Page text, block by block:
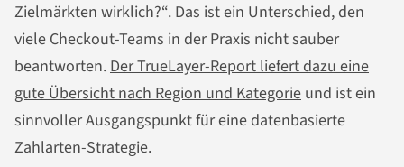
Zielmärkten wirklich?“. Das ist ein Unterschied, den
viele Checkout-Teams in der Praxis nicht sauber
beantworten.Der TrueLayer-Report liefert dazu eine
gute Übersicht nach Region und Kategorie und ist ein
sinnvoller Ausgangspunkt für eine datenbasierte
Zahlarten-Strategie.